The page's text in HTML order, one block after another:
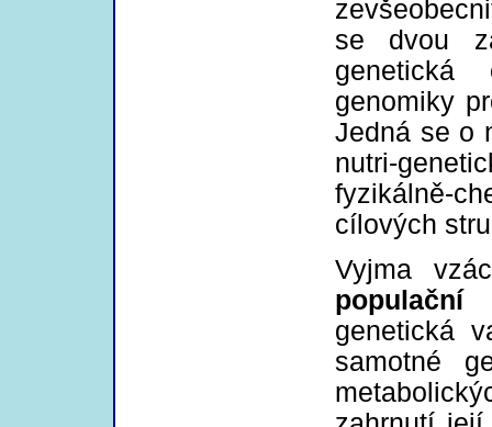
se dvou
genetická
genomiky
Jedná se o
nutri-
fyzikálně-
cílových
Vyjma
populační
genetická
samotné